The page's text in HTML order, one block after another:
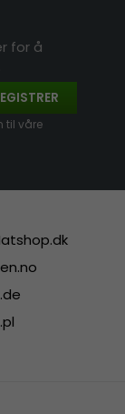
for å
til våre